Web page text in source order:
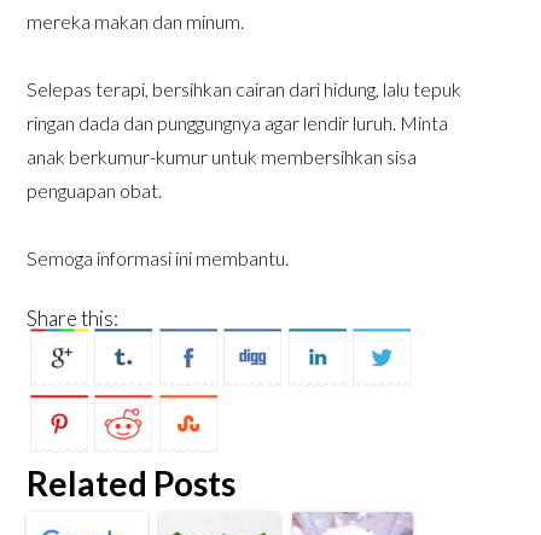
mereka makan dan minum.
Selepas terapi, bersihkan cairan dari hidung, lalu tepuk
ringan dada dan punggungnya agar lendir luruh. Minta
anak berkumur-kumur untuk membersihkan sisa
penguapan obat.
Semoga informasi ini membantu.
Share this:
Related Posts